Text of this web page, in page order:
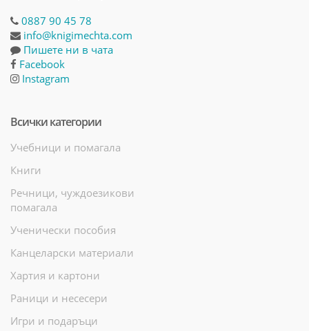
0887 90 45 78
info@knigimechta.com
Пишете ни в чата
Facebook
Instagram
Всички категории
Учебници и помагала
Книги
Речници, чуждоезикови
помагала
Ученически пособия
Канцеларски материали
Хартия и картони
Раници и несесери
Игри и подаръци